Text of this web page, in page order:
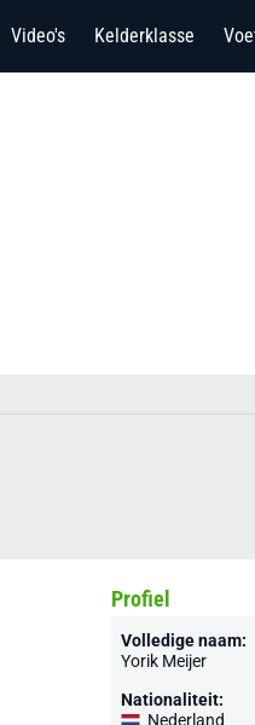
Video's Kelderklasse
Profiel
Volledige naam:
Yorik Meijer
Nationaliteit:
Nederland